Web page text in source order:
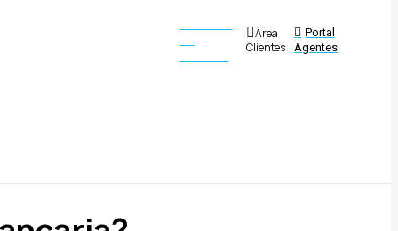
Área
Clientes
Portal
Agentes